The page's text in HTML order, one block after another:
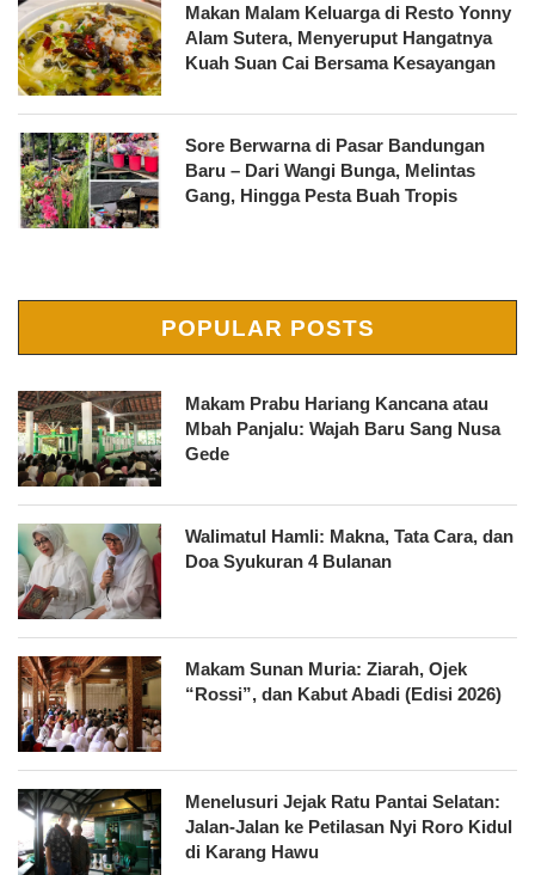
Makan Malam Keluarga di Resto Yonny
Alam Sutera, Menyeruput Hangatnya
Kuah Suan Cai Bersama Kesayangan
Sore Berwarna di Pasar Bandungan
Baru – Dari Wangi Bunga, Melintas
Gang, Hingga Pesta Buah Tropis
POPULAR POSTS
Makam Prabu Hariang Kancana atau
Mbah Panjalu: Wajah Baru Sang Nusa
Gede
Walimatul Hamli: Makna, Tata Cara, dan
Doa Syukuran 4 Bulanan
Makam Sunan Muria: Ziarah, Ojek
“Rossi”, dan Kabut Abadi (Edisi 2026)
Menelusuri Jejak Ratu Pantai Selatan:
Jalan-Jalan ke Petilasan Nyi Roro Kidul
di Karang Hawu